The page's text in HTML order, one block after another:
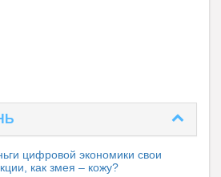
цифровой экономики свои
как змея – кожу?